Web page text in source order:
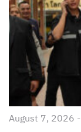
August 7, 2026